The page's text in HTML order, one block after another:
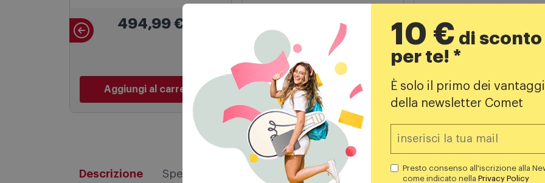
494,99€
Aggiungi al carrello
499,00€
Aggiungi al carrello
PREZZO CONSIGLIATO749,00
Aggiungi al carrello
Descrizione Specifiche tecniche
10 € di
per te! *
È solo il primo dei
della newsletter Comet
Presto consenso all'iscrizione alla
come indicato nella Privacy Policy